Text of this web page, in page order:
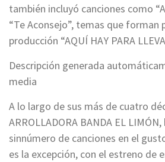
también incluyó canciones como
“Te Aconsejo”, temas que forman
producción “AQUÍ HAY PARA
Descripción generada
media
A lo largo de sus más de cuatro
ARROLLADORA BANDA EL
sinnúmero de canciones en el
es la excepción, con el estreno de